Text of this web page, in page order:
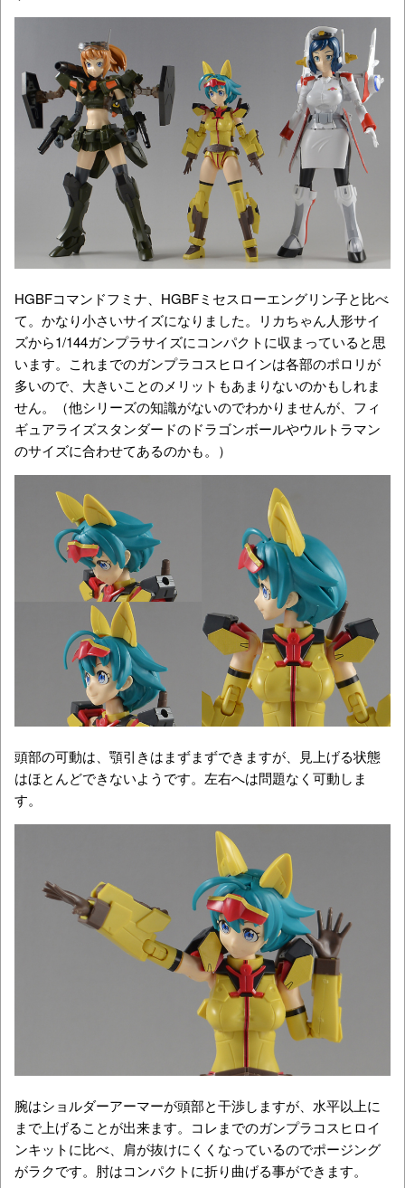
HGBFコマンドフミナ、HGBFミセスローエングリン子と比べ
て。かなり小さいサイズになりました。リカちゃん人形サイ
ズから1/144ガンプラサイズにコンパクトに収まっていると思
います。これまでのガンプラコスヒロインは各部のポロリが
多いので、大きいことのメリットもあまりないのかもしれま
せん。（他シリーズの知識がないのでわかりませんが、フィ
ギュアライズスタンダードのドラゴンボールやウルトラマン
のサイズに合わせてあるのかも。）
頭部の可動は、顎引きはまずまずできますが、見上げる状態
はほとんどできないようです。左右へは問題なく可動しま
す。
腕はショルダーアーマーが頭部と干渉しますが、水平以上に
まで上げることが出来ます。コレまでのガンプラコスヒロイ
ンキットに比べ、肩が抜けにくくなっているのでポージング
がラクです。肘はコンパクトに折り曲げる事ができます。